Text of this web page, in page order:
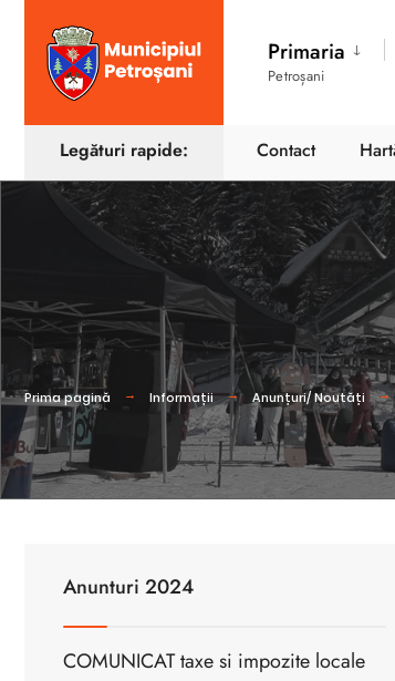
Primaria
Petroșani
Legături rapide: Contact
Prima pagină Informații Anunțuri/ Noutăți
Anunturi 2024
COMUNICAT taxe si impozite locale